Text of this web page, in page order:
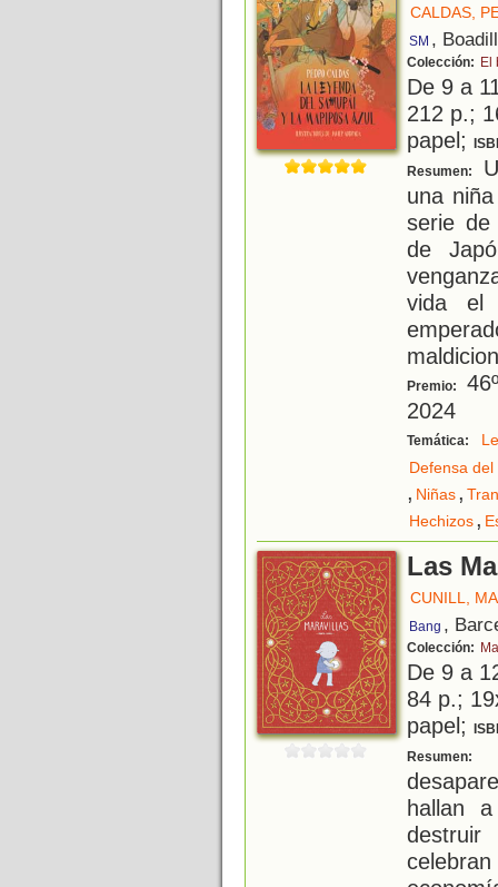
CALDAS,
SM ,
Colección: El
De 9 a
212 p.;
papel;
Resumen:
una
serie de
de
vida el
Premio:
2024
Temática:
Defensa
, Niñas,
Hechizos,
Las
CUNILL,
Bang ,
Colección:
De 9 a
84 p.;
papel;
Resumen:
hallan
destruir